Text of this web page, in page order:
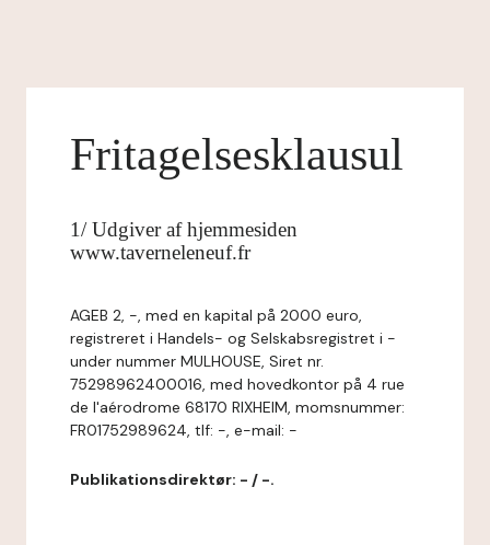
Fritagelsesklausul
1/ Udgiver af hjemmesiden
www.taverneleneuf.fr
AGEB 2, -, med en kapital på 2000 euro,
registreret i Handels- og Selskabsregistret i -
under nummer MULHOUSE, Siret nr.
75298962400016, med hovedkontor på 4 rue
de l'aérodrome 68170 RIXHEIM, momsnummer:
FR01752989624, tlf: -, e-mail: -
Publikationsdirektør: - / -.